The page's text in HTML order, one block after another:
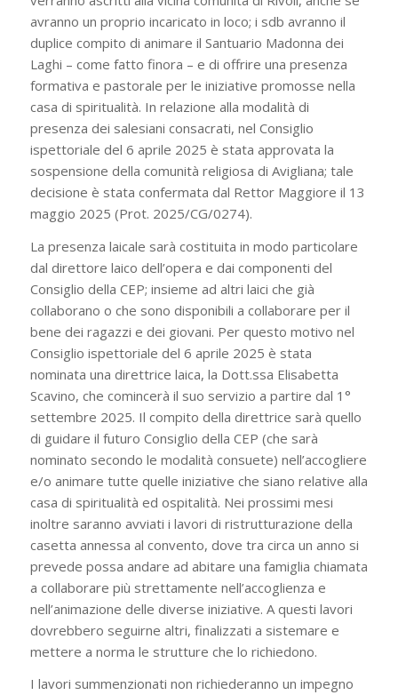
avranno un proprio incaricato in loco; i sdb avranno il
duplice compito di animare il Santuario Madonna dei
Laghi – come fatto finora – e di offrire una presenza
formativa e pastorale per le iniziative promosse nella
casa di spiritualità. In relazione alla modalità di
presenza dei salesiani consacrati, nel Consiglio
ispettoriale del 6 aprile 2025 è stata approvata la
sospensione della comunità religiosa di Avigliana; tale
decisione è stata confermata dal Rettor Maggiore il 13
maggio 2025 (Prot. 2025/CG/0274).
La presenza laicale sarà costituita in modo particolare
dal direttore laico dell’opera e dai componenti del
Consiglio della CEP; insieme ad altri laici che già
collaborano o che sono disponibili a collaborare per il
bene dei ragazzi e dei giovani. Per questo motivo nel
Consiglio ispettoriale del 6 aprile 2025 è stata
nominata una direttrice laica, la Dott.ssa Elisabetta
Scavino, che comincerà il suo servizio a partire dal 1°
settembre 2025. Il compito della direttrice sarà quello
di guidare il futuro Consiglio della CEP (che sarà
nominato secondo le modalità consuete) nell’accogliere
e/o animare tutte quelle iniziative che siano relative alla
casa di spiritualità ed ospitalità. Nei prossimi mesi
inoltre saranno avviati i lavori di ristrutturazione della
casetta annessa al convento, dove tra circa un anno si
prevede possa andare ad abitare una famiglia chiamata
a collaborare più strettamente nell’accoglienza e
nell’animazione delle diverse iniziative. A questi lavori
dovrebbero seguirne altri, finalizzati a sistemare e
mettere a norma le strutture che lo richiedono.
I lavori summenzionati non richiederanno un impegno